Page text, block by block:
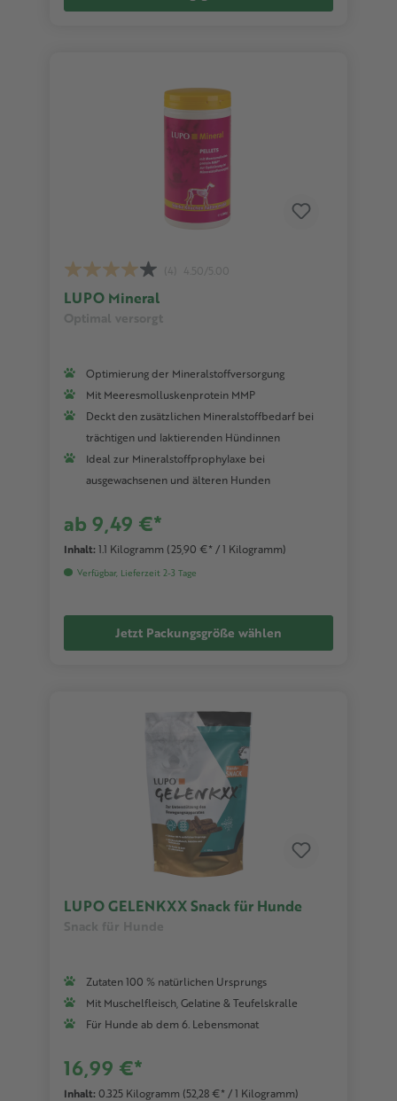
LUPO Mineral
Optimierung der Mineralstoffversorgung
Mit Meeresmolluskenprotein MMP
Deckt den zusätzlichen Mineralstoffbedarf bei
trächtigen und laktierenden Hündinnen
Ideal zur Mineralstoffprophylaxe bei
ausgewachsenen und älteren Hunden
ab 9,49 €*
Inhalt: 1.1 Kilogramm (25,90 €* / 1 Kilogramm)
Verfügbar, Lieferzeit 2-3 Tage
Jetzt Packungsgröße wählen
LUPO GELENKXX Snack für Hunde
Zutaten 100 % natürlichen Ursprungs
Mit Muschelfleisch, Gelatine & Teufelskralle
Für Hunde ab dem 6. Lebensmonat
16,99 €*
Inhalt: 0.325 Kilogramm (52,28 €* / 1 Kilogramm)